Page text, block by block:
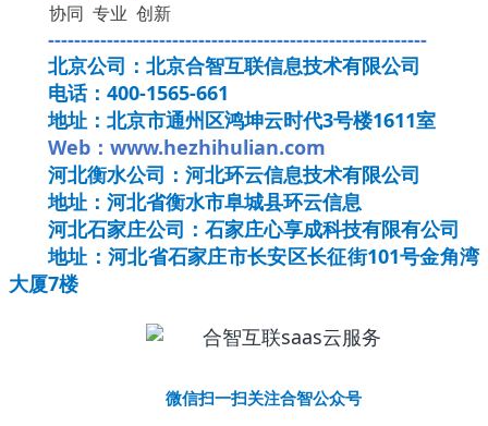
协同 专业 创新
----------------------------------------------------------
北京公司：北京合智互联信息技术有限公司
电话：400-1565-661
地址：北京市通州区鸿坤云时代3号楼1611室
Web：www.hezhihulian.com
河北衡水公司：河北环云信息技术有限公司
地址：河北省衡水市阜城县环云信息
河北石家庄公司：石家庄心享成科技有限有公司
地址：河北省石家庄市长安区长征街101号金角湾
大厦7楼
微信扫一扫关注合智公众号